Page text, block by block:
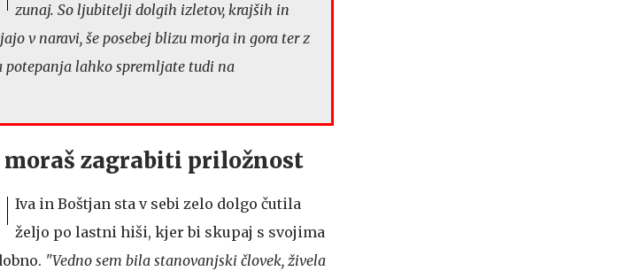
zunaj. So ljubitelji dolgih izletov, krajših in
v naravi, še posebej blizu morja in gora ter z
lahko spremljate tudi na
moraš zagrabiti priložnost
Iva in Boštjan sta v sebi zelo dolgo čutila
željo po lastni hiši, kjer bi skupaj s svojima
"Vedno sem bila stanovanjski človek, živela